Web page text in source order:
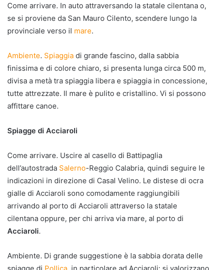
Come arrivare. In auto attraversando la statale cilentana o,
se si proviene da San Mauro Cilento, scendere lungo la
provinciale verso il mare.
Ambiente. Spiaggia di grande fascino, dalla sabbia
finissima e di colore chiaro, si presenta lunga circa 500 m,
divisa a metà tra spiaggia libera e spiaggia in concessione,
tutte attrezzate. Il mare è pulito e cristallino. Vi si possono
affittare canoe.
Spiagge di Acciaroli
Come arrivare. Uscire al casello di Battipaglia
dell’autostrada Salerno-Reggio Calabria, quindi seguire le
indicazioni in direzione di Casal Velino. Le distese di ocra
gialle di Acciaroli sono comodamente raggiungibili
arrivando al porto di Acciaroli attraverso la statale
cilentana oppure, per chi arriva via mare, al porto di
Acciaroli.
Ambiente. Di grande suggestione è la sabbia dorata delle